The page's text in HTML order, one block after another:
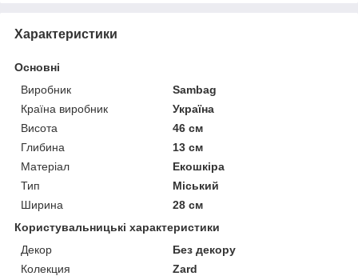
Характеристики
Основні
Виробник
Sambag
Країна виробник
Україна
Висота
46 см
Глибина
13 см
Матеріал
Екошкіра
Тип
Міський
Ширина
28 см
Користувальницькі характеристики
Декор
Без декору
Колекция
Zard